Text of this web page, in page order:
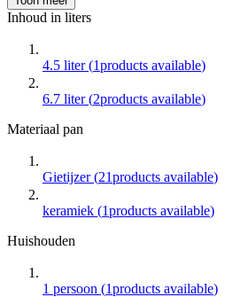
Inhoud in liters
4.5 liter (1products available)
6.7 liter (2products available)
Materiaal pan
Gietijzer (21products available)
keramiek (1products available)
Huishouden
1 persoon (1products available)